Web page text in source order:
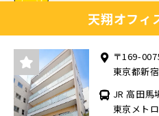
天翔オフィ
〒169-
東京都新
JR 高田馬
東京メト